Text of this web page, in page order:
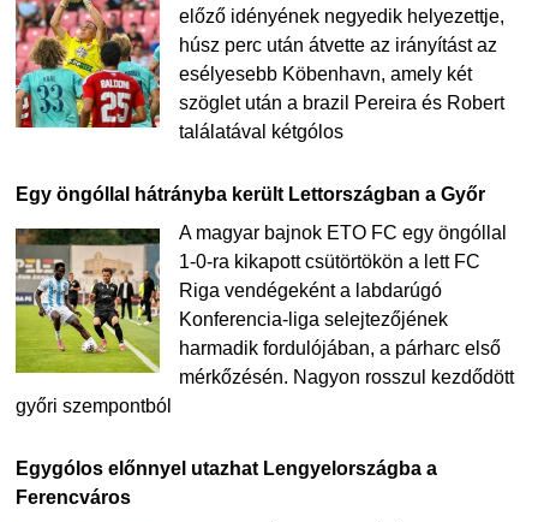
előző idényének negyedik helyezettje,
húsz perc után átvette az irányítást az
esélyesebb Köbenhavn, amely két
szöglet után a brazil Pereira és Robert
találatával kétgólos
Egy öngóllal hátrányba került Lettországban a Győr
A magyar bajnok ETO FC egy öngóllal
1-0-ra kikapott csütörtökön a lett FC
Riga vendégeként a labdarúgó
Konferencia-liga selejtezőjének
harmadik fordulójában, a párharc első
mérkőzésén. Nagyon rosszul kezdődött
győri szempontból
Egygólos előnnyel utazhat Lengyelországba a
Ferencváros